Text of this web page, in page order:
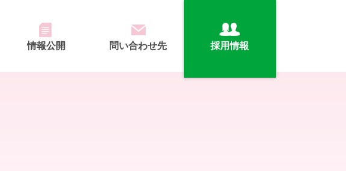
情報公開 問い合わせ先 採用情報